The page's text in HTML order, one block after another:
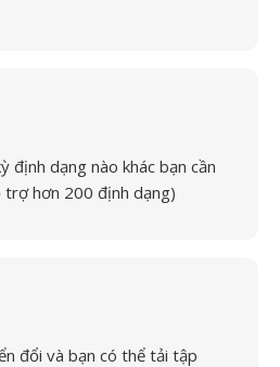
định dạng nào khác bạn cần
trợ hơn 200 định dạng)
đổi và bạn có thể tải tập